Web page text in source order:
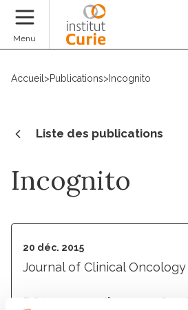
Menu
Accueil >Publications> Incognito
Liste des publications
Incognito
20 déc. 2015
Journal of Clinical Oncology
DOI : 10.1200/